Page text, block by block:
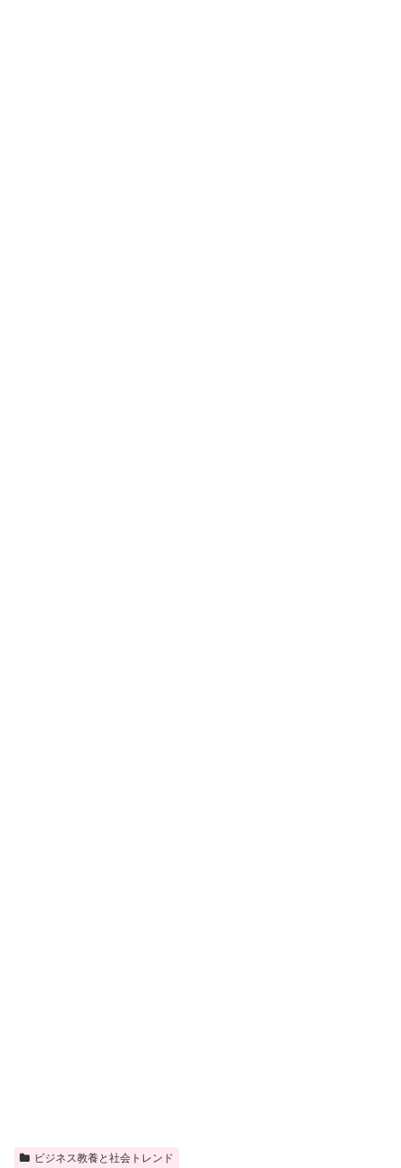
ビジネス教養と社会トレンド